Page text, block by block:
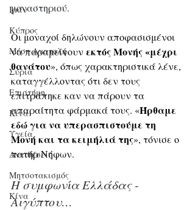
Ιράν
Κύπρος
Μέση Ανατολή
Σύρια
Επιστήμη
Kίνα
Υγεία
Aντιθέσεις
Μητσοτακισμός
Κίνα
μοναστηριού.
Οι μοναχοί δηλώνουν αποφασισμένοι
να παραμείνουν εκτός Μονής «μέχρι
θανάτου», όπως χαρακτηριστικά λένε,
καταγγέλλοντας ότι δεν τους
επιτράπηκε καν να πάρουν τα
απαραίτητα φάρμακά τους. «Ήρθαμε
εδώ για να υπερασπιστούμε τη
Μονή και τα κειμήλιά της», τόνισε ο
πατήρ Νήφων.
Η συμφωνία Ελλάδας -
Αιγύπτου…